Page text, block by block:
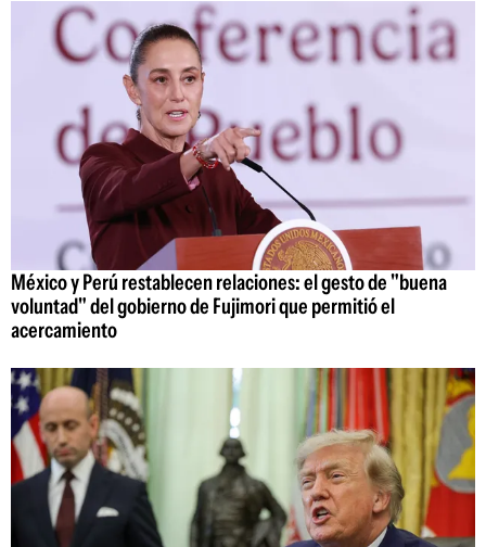
México y Perú restablecen relaciones: el gesto de "buena
voluntad" del gobierno de Fujimori que permitió el
acercamiento